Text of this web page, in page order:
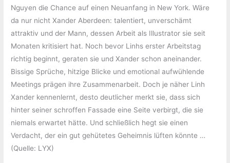
Nguyen die Chance auf einen Neuanfang in New York. Wäre
da nur nicht Xander Aberdeen: talentiert, unverschämt
attraktiv und der Mann, dessen Arbeit als Illustrator sie seit
Monaten kritisiert hat. Noch bevor Linhs erster Arbeitstag
richtig beginnt, geraten sie und Xander schon aneinander.
Bissige Sprüche, hitzige Blicke und emotional aufwühlende
Meetings prägen ihre Zusammenarbeit. Doch je näher Linh
Xander kennenlernt, desto deutlicher merkt sie, dass sich
hinter seiner schroffen Fassade eine Seite verbirgt, die sie
niemals erwartet hätte. Und schließlich hegt sie einen
Verdacht, der ein gut gehütetes Geheimnis lüften könnte …
(Quelle: LYX)